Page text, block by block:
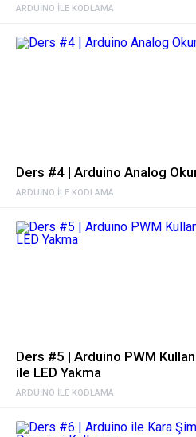
ARDUINO ILE KODLAMA
ARDUINO ILE KODLAMA
Ders #4 | Arduino Analog
ARDUINO ILE KODLAMA
Ders #5 | Arduino PWM
ile LED Yakma